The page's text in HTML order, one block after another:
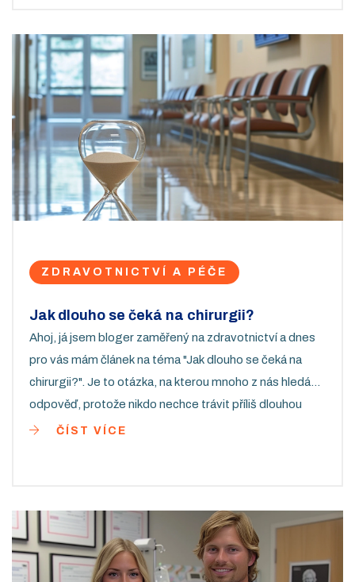
ZDRAVOTNICTVÍ A PÉČE
Jak dlouho se čeká na chirurgii?
Ahoj, já jsem bloger zaměřený na zdravotnictví a dnes
pro vás mám článek na téma "Jak dlouho se čeká na
chirurgii?". Je to otázka, na kterou mnoho z nás hledá
odpověď, protože nikdo nechce trávit příliš dlouhou
dobu čekáním v nemocnici. Tento článek prozkoumá,
nejpřesnější informace.
ČÍST VÍCE